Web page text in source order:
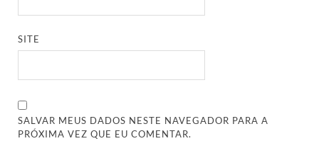
SITE
SALVAR MEUS DADOS NESTE NAVEGADOR PARA A
PRÓXIMA VEZ QUE EU COMENTAR.